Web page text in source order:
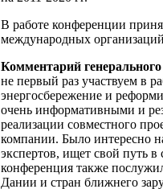
В работе конференции
международных
Комментарий
не первый раз участвуем в
энергосбережение и
очень информативными и
реализации совместного
компании. Было интересно
экспертов, ищет свой путь
конференция также
Дании и стран ближнего